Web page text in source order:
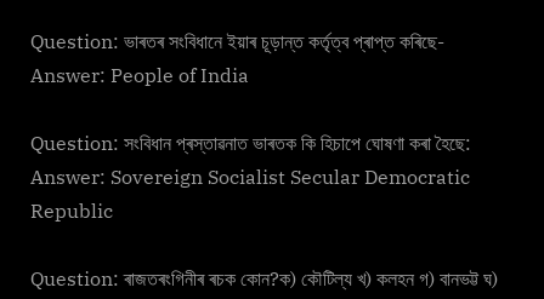
Question: ভাৰতৰ সংবিধানে ইয়াৰ চূড়ান্ত কৰ্তৃত্ব প্ৰাপ্ত কৰিছে-
Answer: People of India
Question: সংবিধান প্ৰস্তাৱনাত ভাৰতক কি হিচাপে ঘোষণা কৰা হৈছে:
Answer: Sovereign Socialist Secular Democratic
Republic
Question: ৰাজতৰংগিনীৰ ৰচক কোন?ক) কৌটিল্য খ) কলহন গ) বানভট্ট ঘ)